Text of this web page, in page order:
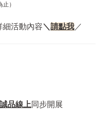
止）
細活動內容＼ 請點我 ／
誠品線上同步開展